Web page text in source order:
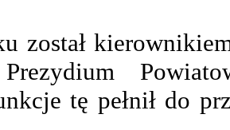
został
Prezydium
tę pełnił do